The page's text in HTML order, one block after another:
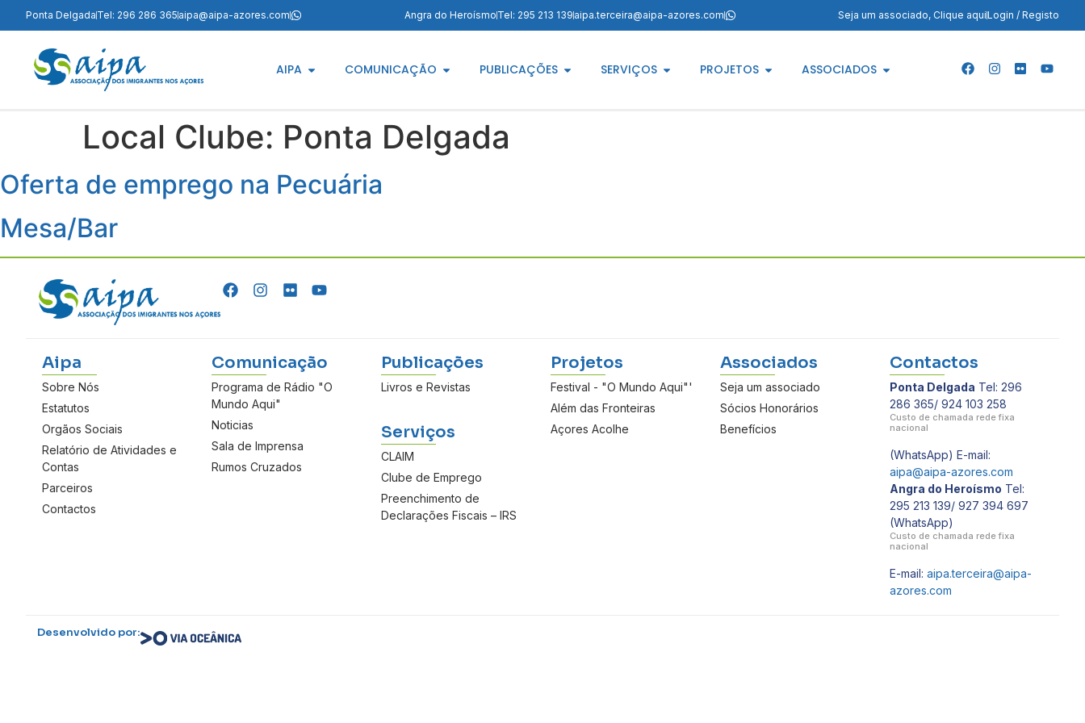
Ponta Delgada Tel: 296 286 365 aipa@aipa-azores.com Angra do HeroísmoTel: 295 213 139aipa.terceira@aipa-azores.com Seja um associado, Clique aquiLogin / Registo
AIPA COMUNICAÇÃO PUBLICAÇÕES SERVIÇOS PROJETOS ASSOCIADOS
Local Clube: Ponta Delgada
Oferta de emprego na Pecuária
Mesa/Bar
Aipa
Sobre Nós
Estatutos
Orgãos Sociais
Relatório de Atividades e
Contas
Parceiros
Contactos
Comunicação
Programa de Rádio "O
Mundo Aqui"
Noticias
Sala de Imprensa
Rumos Cruzados
Publicações
Livros e Revistas
Serviços
CLAIM
Clube de Emprego
Preenchimento de
Declarações Fiscais – IRS
Projetos
Festival - "O Mundo Aqui"'
Além das Fronteiras
Açores Acolhe
Associados
Seja um associado
Sócios Honorários
Benefícios
Contactos
Ponta Delgada Tel: 296
286 365/ 924 103 258
Custo de chamada rede fixa
nacional
(WhatsApp) E-mail:
aipa@aipa-azores.com
Angra do Heroísmo Tel:
295 213 139/ 927 394 697
(WhatsApp)
Custo de chamada rede fixa
nacional
E-mail: aipa.terceira@aipa-
azores.com
Desenvolvido por: